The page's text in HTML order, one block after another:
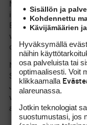
Musta tuntuu että
ilmaiskonsertti.
Ei muuta kun 1. tiille
vaihtunut matkan
ollaan vieläkin. Kai.
Mulla saattaa teoriassa
Scoopin kiireet ei
Jos sulle käy sama
vaihtoehtoisesti pelkät
aukee!.
Sisällön ja
Kohdennettu
Kävijämäärien
Hyväksymällä
näihin
osa palveluista tai
optimaalisesti. Voit
klikkaamalla
alareunassa.
Jotkin teknologiat
suostumustasi, jos